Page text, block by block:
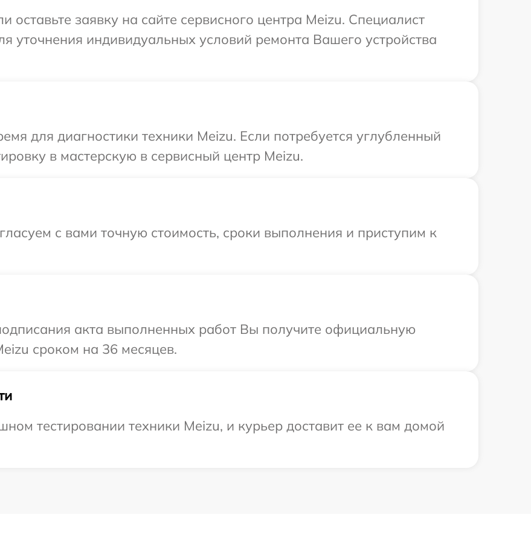
заявку на сайте сервисного центра Meizu. Специалист
уточнения индивидуальных условий ремонта Вашего устройства
для диагностики техники Meizu. Если потребуется углубленный
в мастерскую в сервисный центр Meizu.
с вами точную стоимость, сроки выполнения и приступим к
акта выполненных работ Вы получите официальную
сроком на 36 месяцев.
тестировании техники Meizu, и курьер доставит ее к вам домой